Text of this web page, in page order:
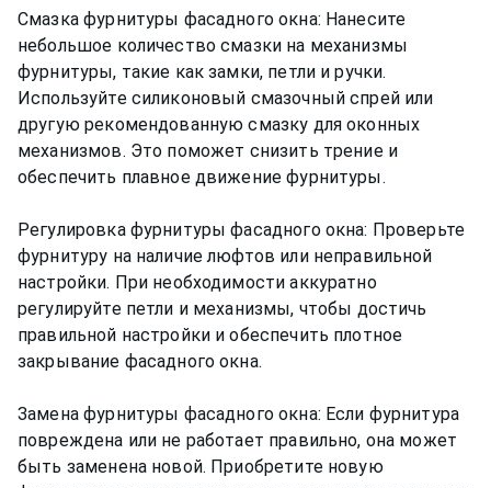
Смазка фурнитуры фасадного окна: Нанесите
небольшое количество смазки на механизмы
фурнитуры, такие как замки, петли и ручки.
Используйте силиконовый смазочный спрей или
другую рекомендованную смазку для оконных
механизмов. Это поможет снизить трение и
обеспечить плавное движение фурнитуры.
Регулировка фурнитуры фасадного окна: Проверьте
фурнитуру на наличие люфтов или неправильной
настройки. При необходимости аккуратно
регулируйте петли и механизмы, чтобы достичь
правильной настройки и обеспечить плотное
закрывание фасадного окна.
Замена фурнитуры фасадного окна: Если фурнитура
повреждена или не работает правильно, она может
быть заменена новой. Приобретите новую